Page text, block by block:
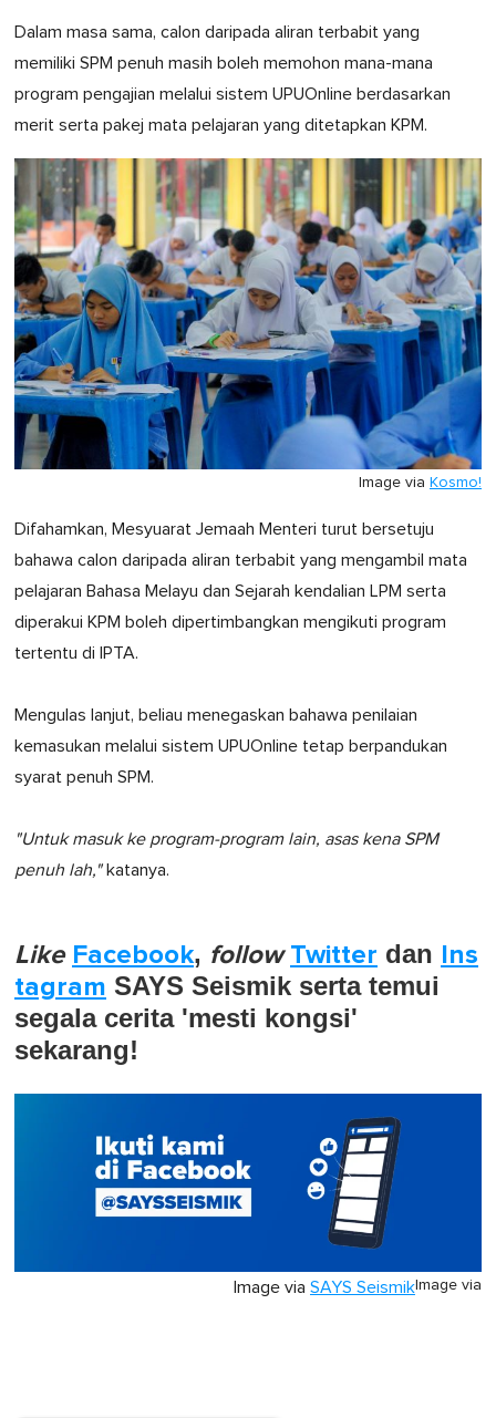
Dalam masa sama, calon daripada aliran terbabit yang
memiliki SPM penuh masih boleh memohon mana-mana
program pengajian melalui sistem UPUOnline berdasarkan
merit serta pakej mata pelajaran yang ditetapkan KPM.
Image via Kosmo!
Difahamkan, Mesyuarat Jemaah Menteri turut bersetuju
bahawa calon daripada aliran terbabit yang mengambil mata
pelajaran Bahasa Melayu dan Sejarah kendalian LPM serta
diperakui KPM boleh dipertimbangkan mengikuti program
tertentu di IPTA.
Mengulas lanjut, beliau menegaskan bahawa penilaian
kemasukan melalui sistem UPUOnline tetap berpandukan
syarat penuh SPM.
"Untuk masuk ke program-program lain, asas kena SPM
penuh lah," katanya.
Like Facebook, follow Twitter dan Ins
tagram SAYS Seismik serta temui
segala cerita 'mesti kongsi'
sekarang!
Image via SAYS SeismikImage via